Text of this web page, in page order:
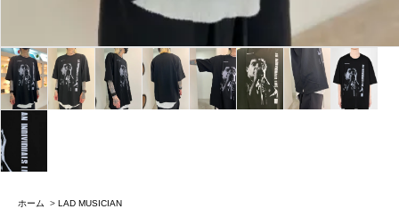
ホーム > LAD MUSICIAN